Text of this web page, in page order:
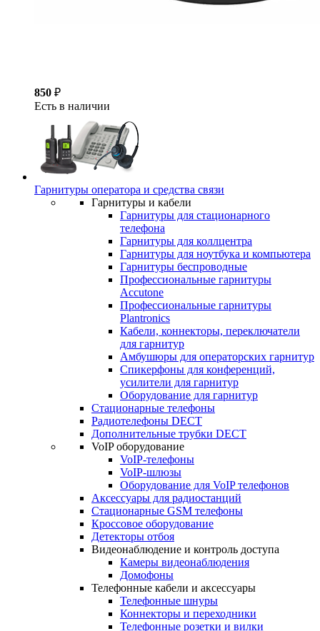
850 ₽
Есть в наличии
Гарнитуры оператора и средства связи
Гарнитуры и кабели
Гарнитуры для стационарного
телефона
Гарнитуры для коллцентра
Гарнитуры для ноутбука и компьютера
Гарнитуры беспроводные
Профессиональные гарнитуры
Accutone
Профессиональные гарнитуры
Plantronics
Кабели, коннекторы, переключатели
для гарнитур
Амбушюры для операторских гарнитур
Cпикерфоны для конференций,
усилители для гарнитур
Оборудование для гарнитур
Стационарные телефоны
Радиотелефоны DECT
Дополнительные трубки DECT
VoIP оборудование
VoIP-телефоны
VoIP-шлюзы
Оборудование для VoIP телефонов
Аксессуары для радиостанций
Стационарные GSM телефоны
Кроссовое оборудование
Детекторы отбоя
Видеонаблюдение и контроль доступа
Камеры видеонаблюдения
Домофоны
Телефонные кабели и аксессуары
Телефонные шнуры
Коннекторы и переходники
Телефонные розетки и вилки